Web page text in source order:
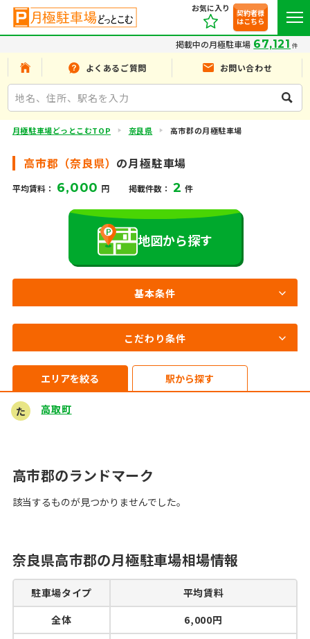
お気に入り
契約者様
はこちら
掲載中の月極駐車場 67,121 件
よくあるご質問 お問い合わせ
月極駐車場どっとこむTOP 奈良県 高市郡の月極駐車場
高市郡（奈良県） の月極駐車場
平均賃料： 6,000 円 掲載件数： 2 件
地図から探す
基本条件
こだわり条件
エリアを絞る 駅から探す
た 高取町
高市郡のランドマーク
該当するものが見つかりませんでした。
奈良県高市郡の月極駐車場相場情報
駐車場タイプ
平均賃料
全体
6,000円